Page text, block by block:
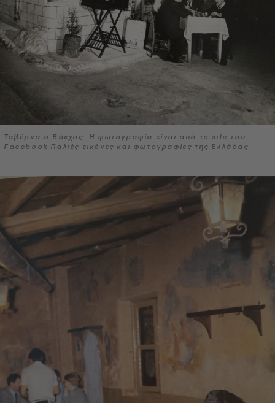
Ταβέρνα ο Βάκχος. Η φωτογραφία είναι από το site του
Facebook Παλιές εικόνες και φωτογραφίες της Ελλάδας